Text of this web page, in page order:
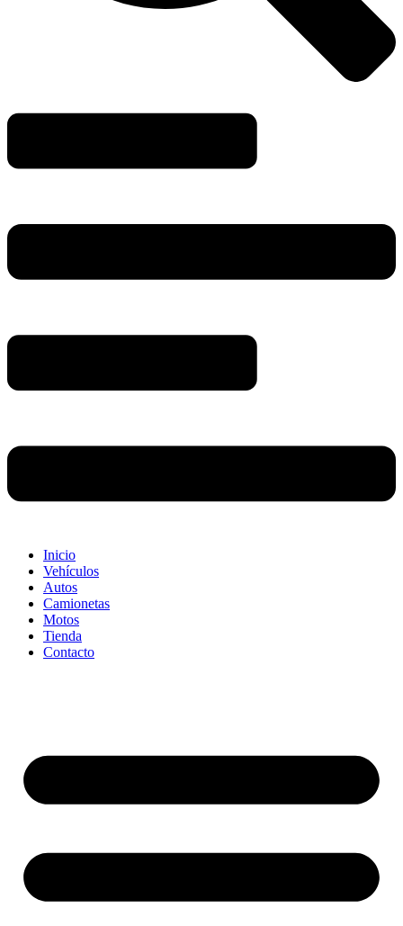
Inicio
Vehículos
Autos
Camionetas
Motos
Tienda
Contacto